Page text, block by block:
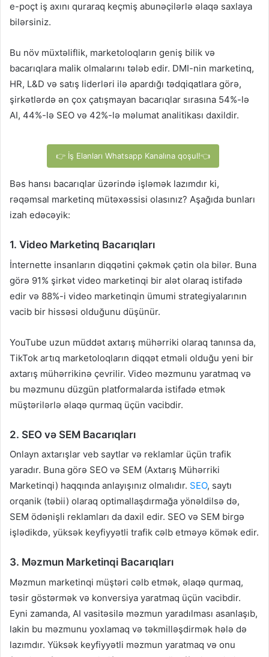
e-poçt iş axını quraraq keçmiş abunəçilərlə əlaqə saxlaya
bilərsiniz.
Bu növ müxtəliflik, marketoloqların geniş bilik və
bacarıqlara malik olmalarını tələb edir. DMI-nin marketinq,
HR, L&D və satış liderləri ilə apardığı tədqiqatlara görə,
şirkətlərdə ən çox çatışmayan bacarıqlar sırasına 54%-lə
AI, 44%-lə SEO və 42%-lə məlumat analitikası daxildir.
👉 İş Elanları Whatsapp Kanalına qoşul!👈
Bəs hansı bacarıqlar üzərində işləmək lazımdır ki,
rəqəmsal marketinq mütəxəssisi olasınız? Aşağıda bunları
izah edəcəyik:
1. Video Marketinq Bacarıqları
İnternette insanların diqqətini çəkmək çətin ola bilər. Buna
görə 91% şirkət video marketinqi bir alət olaraq istifadə
edir və 88%-i video marketinqin ümumi strategiyalarının
vacib bir hissəsi olduğunu düşünür.
YouTube uzun müddət axtarış mühərriki olaraq tanınsa da,
TikTok artıq marketoloqların diqqət etməli olduğu yeni bir
axtarış mühərrikinə çevrilir. Video məzmunu yaratmaq və
bu məzmunu düzgün platformalarda istifadə etmək
müştərilərlə əlaqə qurmaq üçün vacibdir.
2. SEO və SEM Bacarıqları
Onlayn axtarışlar veb saytlar və reklamlar üçün trafik
yaradır. Buna görə SEO və SEM (Axtarış Mühərriki
Marketinqi) haqqında anlayışınız olmalıdır. SEO, saytı
orqanik (təbii) olaraq optimallaşdırmağa yönəldilsə də,
SEM ödənişli reklamları da daxil edir. SEO və SEM birgə
işlədikdə, yüksək keyfiyyətli trafik cəlb etməyə kömək edir.
3. Məzmun Marketinqi Bacarıqları
Məzmun marketinqi müştəri cəlb etmək, əlaqə qurmaq,
təsir göstərmək və konversiya yaratmaq üçün vacibdir.
Eyni zamanda, AI vasitəsilə məzmun yaradılması asanlaşıb,
lakin bu məzmunu yoxlamaq və təkmilləşdirmək hələ də
lazımdır. Yüksək keyfiyyətli məzmun yaratmaq və onu